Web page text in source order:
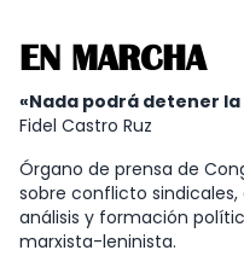
EN MARCHA
«Nada podrá detener
Fidel Castro Ruz
Órgano de prensa de
sobre conflicto
análisis y formación
marxista-leninista.